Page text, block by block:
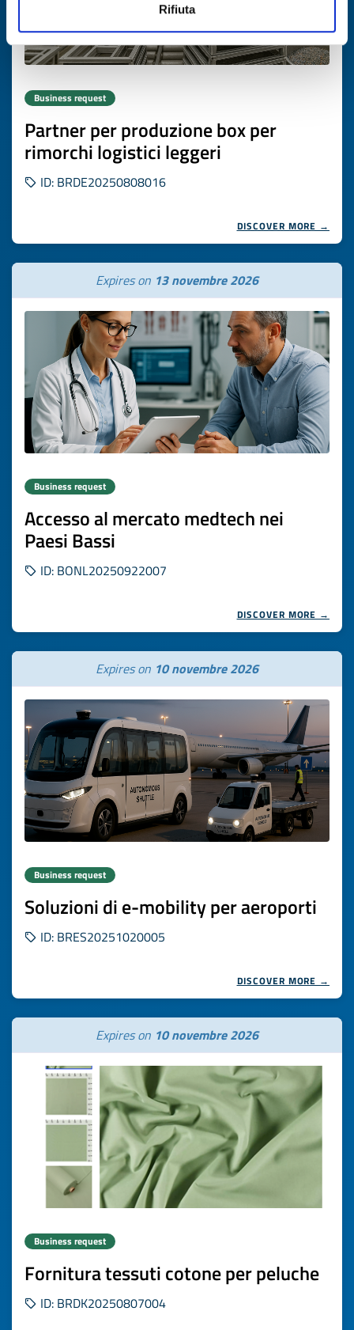
Rifiuta
Business request
Partner per produzione box per
rimorchi logistici leggeri
ID: BRDE20250808016
DISCOVER MORE →
Expires on 13 novembre 2026
Business request
Accesso al mercato medtech nei
Paesi Bassi
ID: BONL20250922007
DISCOVER MORE →
Expires on 10 novembre 2026
Business request
Soluzioni di e-mobility per aeroporti
ID: BRES20251020005
DISCOVER MORE →
Expires on 10 novembre 2026
Business request
Fornitura tessuti cotone per peluche
ID: BRDK20250807004